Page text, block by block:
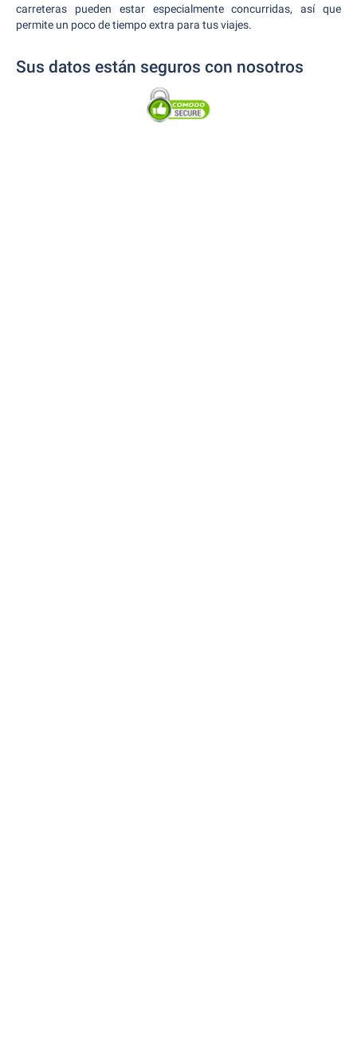
carreteras pueden estar especialmente concurridas, así que
permite un poco de tiempo extra para tus viajes.
Sus datos están seguros con nosotros